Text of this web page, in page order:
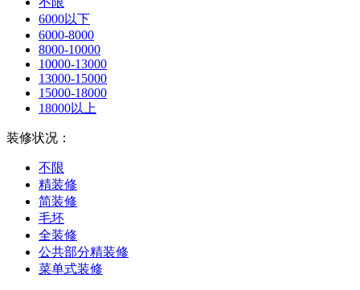
6000以下
6000-8000
8000-10000
10000-13000
13000-15000
15000-18000
18000以上
装修状况：
不限
精装修
简装修
毛坯
全装修
公共部分精装修
菜单式装修